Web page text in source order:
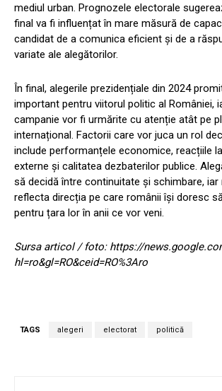
mediul urban. Prognozele electorale
final va fi influențat în mare măsură de
candidat de a comunica eficient și de a
variate ale alegătorilor.
În final, alegerile prezidențiale din 2024
important pentru viitorul politic al României,
campanie vor fi urmărite cu atenție atât pe
internațional. Factorii care vor juca un rol
include performanțele economice, reacțiile
externe și calitatea dezbaterilor publice.
să decidă între continuitate și schimbare, iar
reflecta direcția pe care românii își doresc
pentru țara lor în anii ce vor veni.
Sursa articol / foto: https://
hl=ro&gl=RO&ceid=RO%3Aro
TAGS alegeri electorat politică